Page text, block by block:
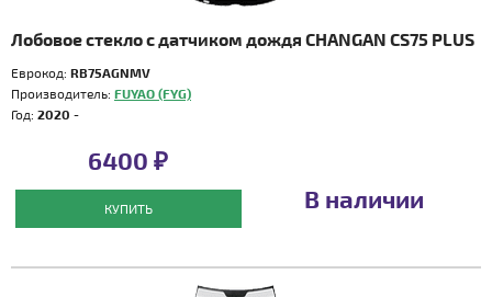
Лобовое стекло с датчиком дождя CHANGAN CS75 PLUS
Еврокод: RB75AGNMV
Производитель: FUYAO (FYG)
Год: 2020 -
6400 ₽
КУПИТЬ В наличии